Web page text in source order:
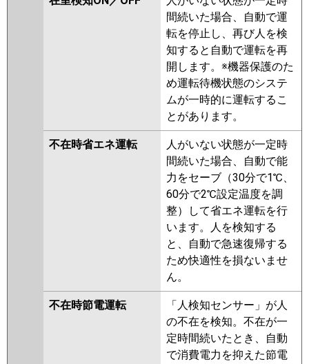
間続いた場合、自動で運
転を停止し、再び人を検
知すると自動で運転を再
開します。※機器保護のた
め運転待機状態のシステ
ムが一時的に運転するこ
とがあります。
不在時省エネ運転
人がいない状態が一定時
間続いた場合、自動で能
力をセーブ（30分で1℃、
60分で2℃設定温度を調
整）して省エネ運転を行
います。人を検知する
と、自動で急速復帰する
ため快適性を損ないませ
ん。
不在時節電運転
「人検知センサー」が人
の不在を検知。不在が一
定時間続いたとき、自動
で消費電力を抑えた節電